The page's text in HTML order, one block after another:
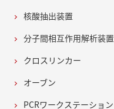
核酸抽出装置
分子間相互作用解析装置
クロスリンカー
オーブン
PCRワークステーション